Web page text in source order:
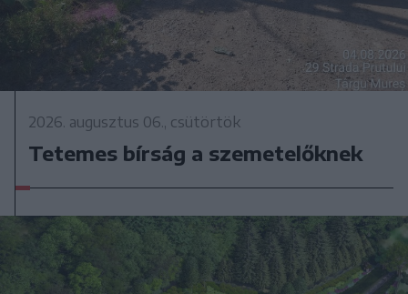
2026. augusztus 06., csütörtök
Tetemes bírság a szemetelőknek